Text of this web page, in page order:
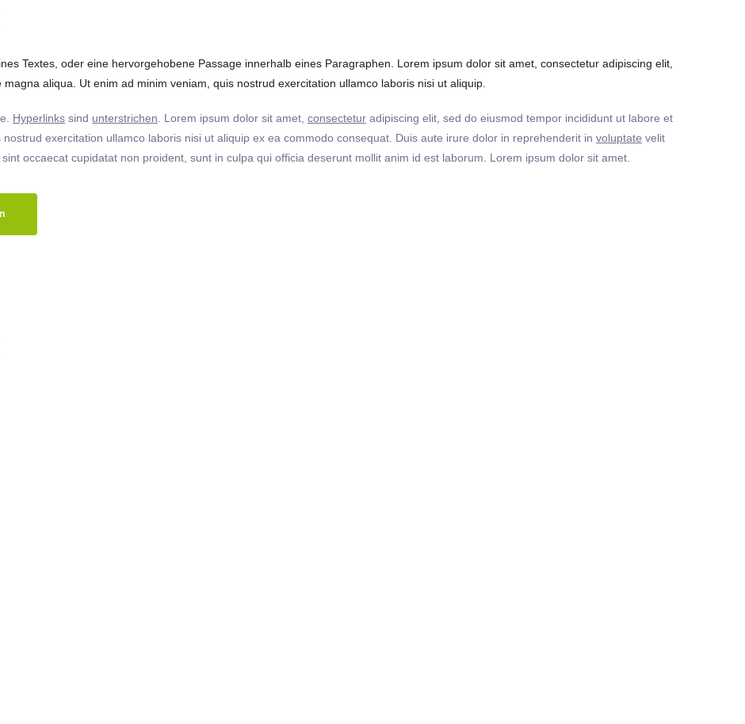
Textes, oder eine hervorgehobene Passage innerhalb eines Paragraphen. Lorem ipsum dolor sit amet, consectetur adipiscing elit,
aliqua. Ut enim ad minim veniam, quis nostrud exercitation ullamco laboris nisi ut aliquip.
Hyperlinks sind unterstrichen . Lorem ipsum dolor sit amet, consectetur adipiscing elit, sed do eiusmod tempor incididunt ut labore et
exercitation ullamco laboris nisi ut aliquip ex ea commodo consequat. Duis aute irure dolor in reprehenderit in voluptate velit
occaecat cupidatat non proident, sunt in culpa qui officia deserunt mollit anim id est laborum. Lorem ipsum dolor sit amet.